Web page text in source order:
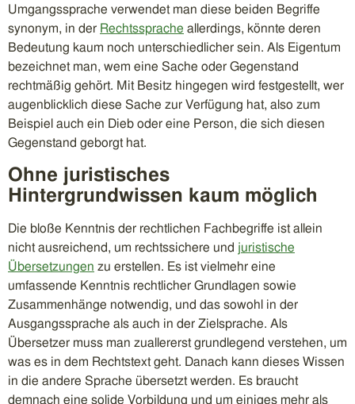
Umgangssprache verwendet man diese beiden Begriffe
synonym, in der Rechtssprache allerdings, könnte deren
Bedeutung kaum noch unterschiedlicher sein. Als Eigentum
bezeichnet man, wem eine Sache oder Gegenstand
rechtmäßig gehört. Mit Besitz hingegen wird festgestellt, wer
augenblicklich diese Sache zur Verfügung hat, also zum
Beispiel auch ein Dieb oder eine Person, die sich diesen
Gegenstand geborgt hat.
Ohne juristisches
Hintergrundwissen kaum möglich
Die bloße Kenntnis der rechtlichen Fachbegriffe ist allein
nicht ausreichend, um rechtssichere und juristische
Übersetzungen zu erstellen. Es ist vielmehr eine
umfassende Kenntnis rechtlicher Grundlagen sowie
Zusammenhänge notwendig, und das sowohl in der
Ausgangssprache als auch in der Zielsprache. Als
Übersetzer muss man zuallererst grundlegend verstehen, um
was es in dem Rechtstext geht. Danach kann dieses Wissen
in die andere Sprache übersetzt werden. Es braucht
demnach eine solide Vorbildung und um einiges mehr als